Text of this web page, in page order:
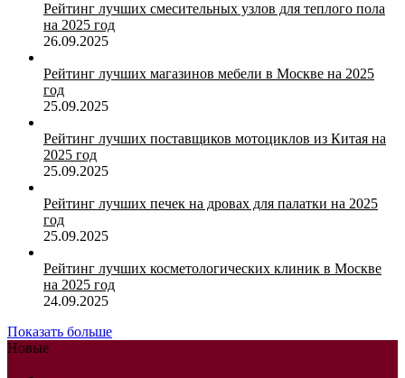
Рейтинг лучших смесительных узлов для теплого пола
на 2025 год
26.09.2025
Рейтинг лучших магазинов мебели в Москве на 2025
год
25.09.2025
Рейтинг лучших поставщиков мотоциклов из Китая на
2025 год
25.09.2025
Рейтинг лучших печек на дровах для палатки на 2025
год
25.09.2025
Рейтинг лучших косметологических клиник в Москве
на 2025 год
24.09.2025
Показать больше
Новые